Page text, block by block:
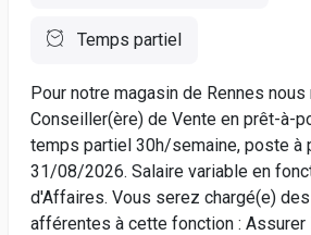
Temps partiel
Pour notre magasin de Rennes
Conseiller(ère) de Vente en prêt-à-
temps partiel 30h/semaine, poste à
31/08/2026. Salaire variable en
d'Affaires. Vous serez chargé(e)
afférentes à cette fonction :